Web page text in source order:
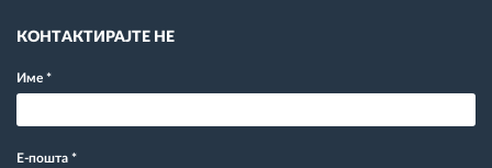
КОНТАКТИРАЈТЕ НЕ
Име *
Е-пошта *